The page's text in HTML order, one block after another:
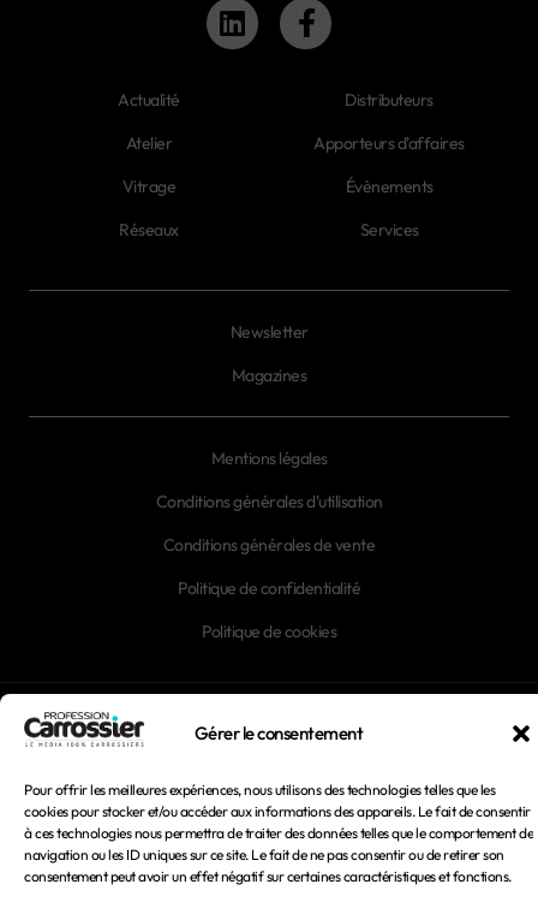
Gérer le consentement
Pour offrir les meilleures expériences, nous utilisons des technologies telles que les
cookies pour stocker et/ou accéder aux informations des appareils. Le fait de consentir
à ces technologies nous permettra de traiter des données telles que le comportement de
navigation ou les ID uniques sur ce site. Le fait de ne pas consentir ou de retirer son
consentement peut avoir un effet négatif sur certaines caractéristiques et fonctions.
Actualité
Atelier
Vitrage
Réseaux
Distributeurs
Apporteurs d'affaires
Évènements
Services
Newsletter
Magazines
Mentions légales
Conditions générales d'utilisation
Conditions générales de vente
Politique de confidentialité
Politique de cookies
© 2026 Profession Carrossier - Tous droits réservés